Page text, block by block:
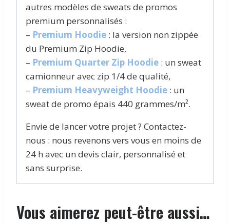
autres modèles de sweats de promos
premium personnalisés :
– Premium Hoodie : la version non zippée
du Premium Zip Hoodie,
– Premium Quarter Zip Hoodie : un sweat
camionneur avec zip 1/4 de qualité,
– Premium Heavyweight Hoodie : un
sweat de promo épais 440 grammes/m².
Envie de lancer votre projet ? Contactez-
nous : nous revenons vers vous en moins de
24 h avec un devis clair, personnalisé et
sans surprise.
Vous aimerez peut-être aussi…